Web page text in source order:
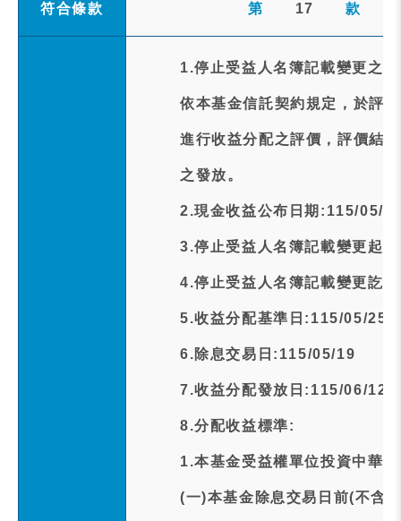
符合條款 第 17 款
1.停止受益人名簿記載變更之
依本基金信託契約規定，於評
進行收益分配之評價，評價結
之發放。
2.現金收益公布日期:115/05/
3.停止受益人名簿記載變更起
4.停止受益人名簿記載變更訖
5.收益分配基準日:115/05/25
6.除息交易日:115/05/19
7.收益分配發放日:115/06/12
8.分配收益標準:
1.本基金受益權單位投資中華
(一)本基金除息交易日前(不含